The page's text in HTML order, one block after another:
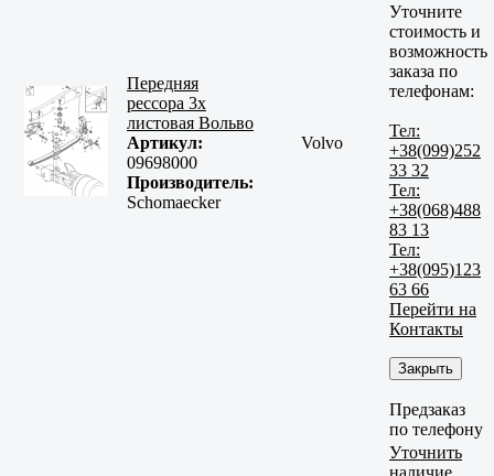
Передняя
рессора 3х
листовая Вольво
Артикул:
09698000
Производитель:
Schomaecker
Volvo
Уточните
стоимость и
возможность
заказа по
телефонам:
Тел:
+38(099)252
33 32
Тел:
+38(068)488
83 13
Тел:
+38(095)123
63 66
Перейти на
Контакты
Закрыть
Предзаказ
по телефону
Уточнить